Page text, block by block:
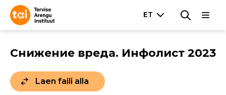
Снижение вреда. Инфолист 2023
Laen faili alla